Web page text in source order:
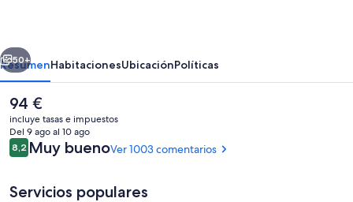
Siguiente
50+
ResumenHabitacionesUbicaciónPolíticas
El
precio
actual
es
de
94 €
incluye tasas e impuestos
Del 9 ago al 10 ago
Comentarios
8,28,2 de 10
Muy buenoVer 1003 comentarios
Servicios populares